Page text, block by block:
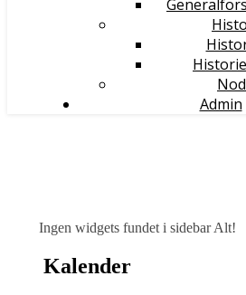
Admin
Ingen widgets fundet i sidebar Alt!
Kalender